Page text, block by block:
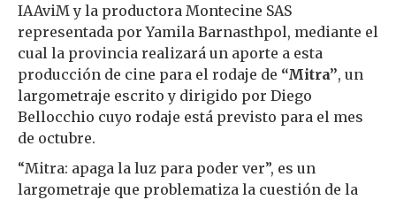
IAAviM y la productora Montecine SAS
representada por Yamila Barnasthpol, mediante el
cual la provincia realizará un aporte a esta
producción de cine para el rodaje de “Mitra”, un
largometraje escrito y dirigido por Diego
Bellocchio cuyo rodaje está previsto para el mes
de octubre.
“Mitra: apaga la luz para poder ver”, es un
largometraje que problematiza la cuestión de la